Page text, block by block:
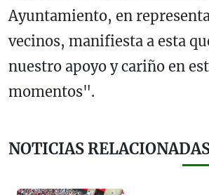
Ayuntamiento, en
vecinos, manifiesta a esta
nuestro apoyo y cariño en
momentos".
NOTICIAS